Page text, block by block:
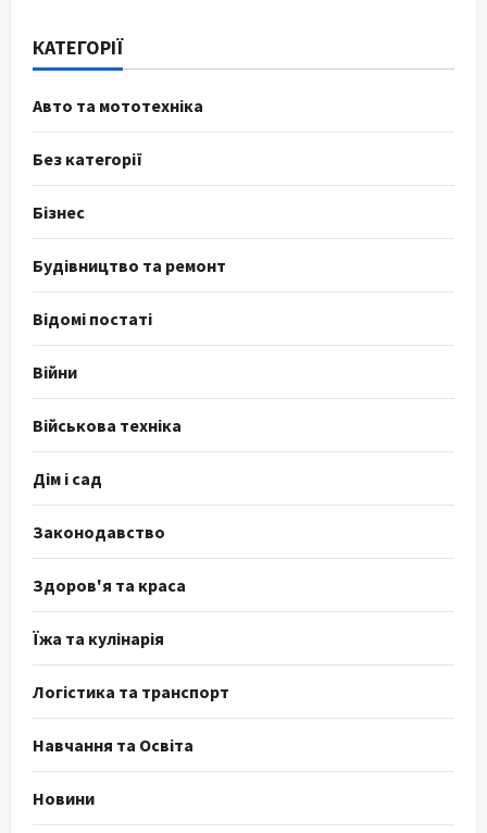
КАТЕГОРІЇ
Авто та мототехніка
Без категорії
Бізнес
Будівництво та ремонт
Відомі постаті
Війни
Військова техніка
Дім і сад
Законодавство
Здоров'я та краса
Їжа та кулінарія
Логістика та транспорт
Навчання та Освіта
Новини